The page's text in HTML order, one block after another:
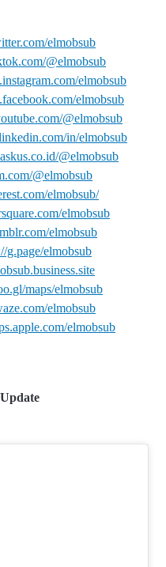
elmobsub
@elmobsub
elmobsub
elmobsub
@elmobsub
in/elmobsub
@elmobsub
@elmobsub
elmobsub/
elmobsub
elmobsub
g.page/elmobsub
maps/elmobsub
elmobsub
elmobsub